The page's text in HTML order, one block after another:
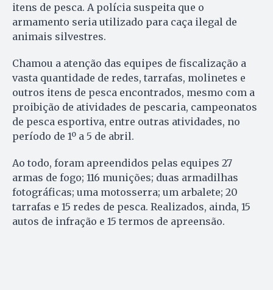
itens de pesca. A polícia suspeita que o
armamento seria utilizado para caça ilegal de
animais silvestres.
Chamou a atenção das equipes de fiscalização a
vasta quantidade de redes, tarrafas, molinetes e
outros itens de pesca encontrados, mesmo com a
proibição de atividades de pescaria, campeonatos
de pesca esportiva, entre outras atividades, no
período de 1º a 5 de abril.
Ao todo, foram apreendidos pelas equipes 27
armas de fogo; 116 munições; duas armadilhas
fotográficas; uma motosserra; um arbalete; 20
tarrafas e 15 redes de pesca. Realizados, ainda, 15
autos de infração e 15 termos de apreensão.